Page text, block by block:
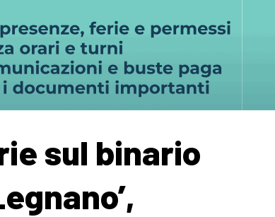
sul binario